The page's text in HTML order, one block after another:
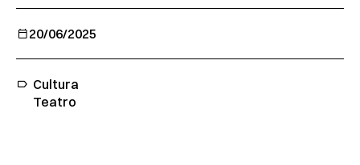
20/06/2025
Cultura
Teatro